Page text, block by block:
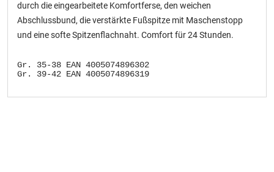
durch die eingearbeitete Komfortferse, den weichen
Abschlussbund, die verstärkte Fußspitze mit Maschenstopp
und eine softe Spitzenflachnaht. Comfort für 24 Stunden.
Gr. 35-38 EAN 4005074896302
Gr. 39-42 EAN 4005074896319